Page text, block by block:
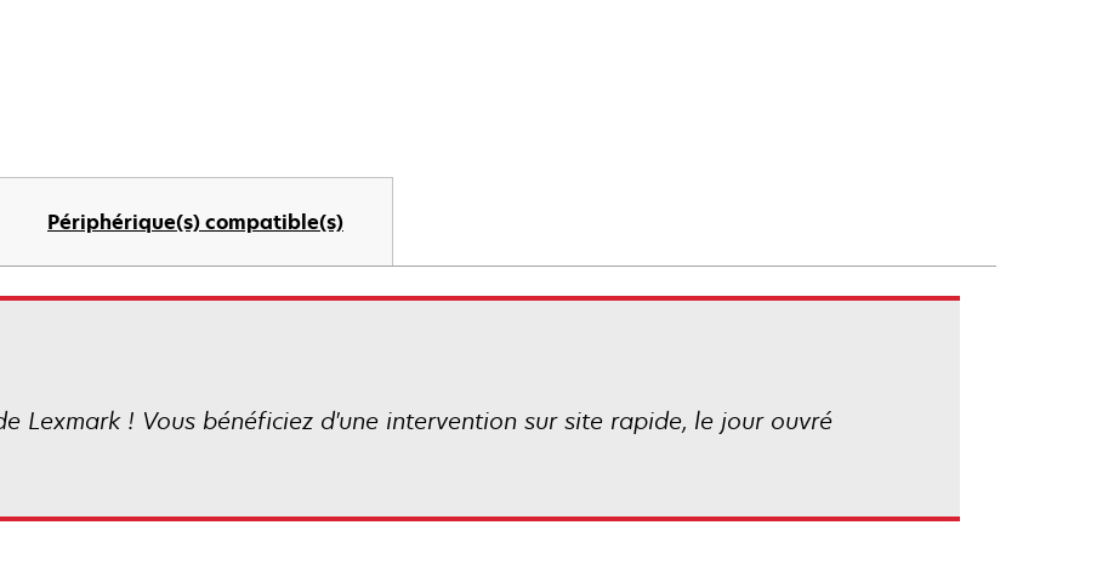
Périphérique(s) compatible(s)
Lexmark ! Vous bénéficiez d'une intervention sur site rapide, le jour ouvré